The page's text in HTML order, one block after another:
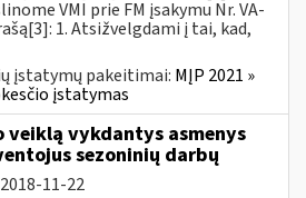
VMI prie FM įsakymu Nr. VA-
1. Atsižvelgdami į tai, kad,
įstatymų pakeitimai: MĮP 2021 »
įstatymas
veiklą vykdantys asmenys
sezoninių darbų
2018-11-22